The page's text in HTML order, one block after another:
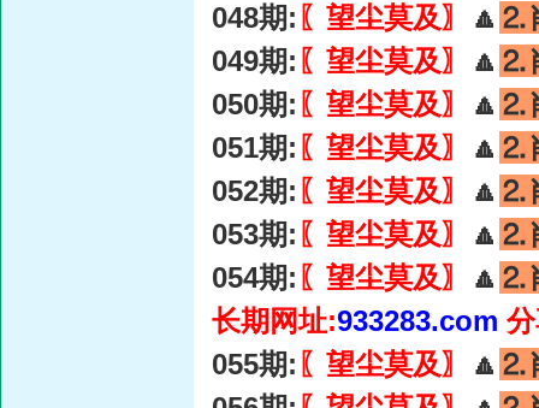
048期: 〖望尘莫及〗 🔼 ⒉
049期: 〖望尘莫及〗 🔼 ⒉
050期: 〖望尘莫及〗 🔼 ⒉
051期: 〖望尘莫及〗 🔼 ⒉
052期: 〖望尘莫及〗 🔼 ⒉
053期: 〖望尘莫及〗 🔼 ⒉
054期: 〖望尘莫及〗 🔼 ⒉
长期网址:933283.com
055期: 〖望尘莫及〗 🔼 ⒉